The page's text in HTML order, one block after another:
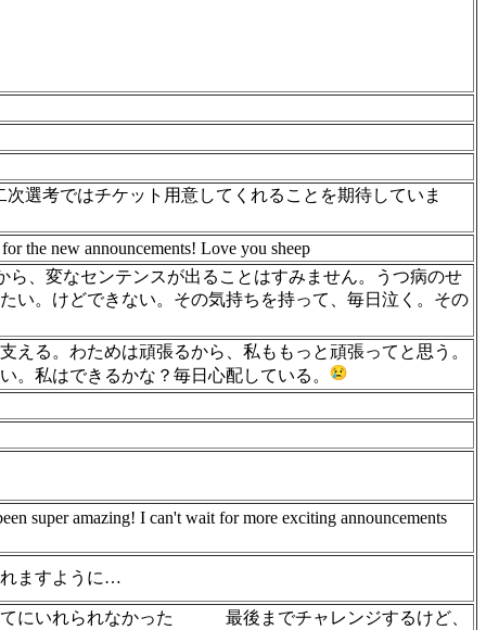
選考ではチケット用意してくれることを期待していま
the new announcements! Love you sheep
、変なセンテンスが出ることはすみません。うつ病のせ
い。けどできない。その気持ちを持って、毎日泣く。その
る。わためは頑張るから、私ももっと頑張ってと思う。
。私はできるかな？毎日心配している。
super amazing! I can't wait for more exciting announcements
ますように…
にいれられなかった
最後までチャレンジするけど、